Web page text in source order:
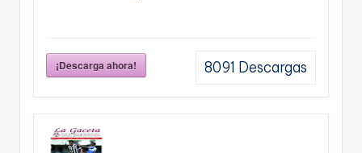
¡Descarga ahora! 8091 Descargas